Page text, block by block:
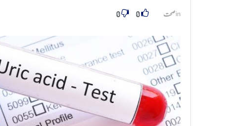
inصحت 0
0